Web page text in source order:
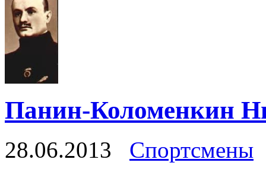
Панин-Коломенкин
28.06.2013
Спортсмены